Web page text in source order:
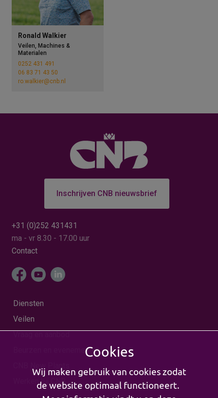
Ronald Walkier
Veilen, Machines &
Materialen
0252 431 491
06 83 71 43 50
ro.walkier@cnb.nl
Inschrijven CNB nieuwsbrief
+31 (0)252 431431
ma - vr 8.30 - 17.00 uur
Contact
Diensten
Veilen
Beurzen en evenementen
Werken bij CNB
Cookies
Wij maken gebruik van cookies zodat
de website optimaal functioneert.